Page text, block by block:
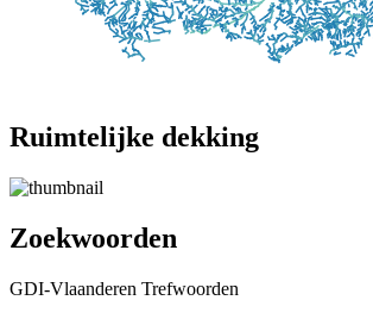
Ruimtelijke dekking
Zoekwoorden
GDI-Vlaanderen Trefwoorden